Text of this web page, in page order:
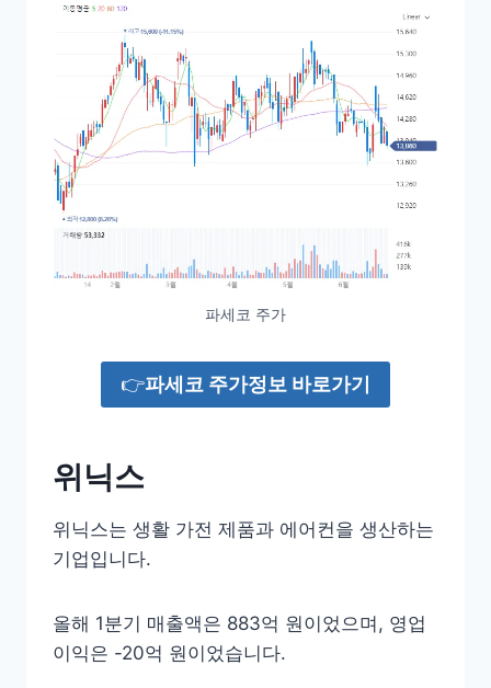
파세코 주가
👉파세코 주가정보 바로가기
위닉스
위닉스는 생활 가전 제품과 에어컨을 생산하는
기업입니다.
올해 1분기 매출액은 883억 원이었으며, 영업
이익은 -20억 원이었습니다.